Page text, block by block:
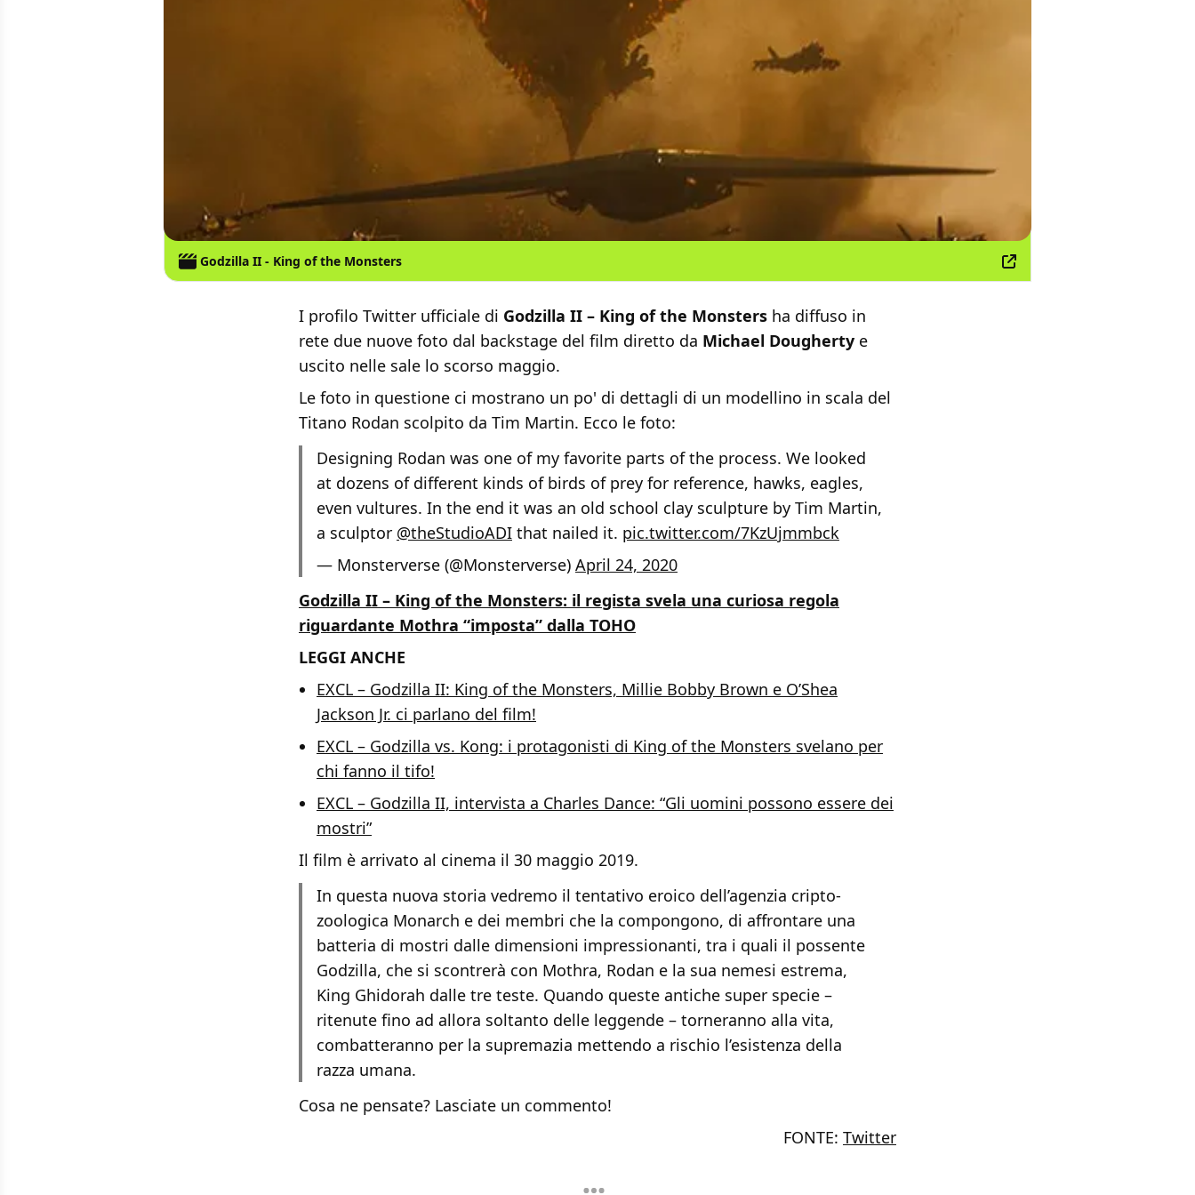
Godzilla II - King of the Monsters
I profilo Twitter ufficiale di Godzilla II – King of the Monsters ha diffuso in
rete due nuove foto dal backstage del film diretto da Michael Dougherty e
uscito nelle sale lo scorso maggio.
Le foto in questione ci mostrano un po' di dettagli di un modellino in scala del
Titano Rodan scolpito da Tim Martin. Ecco le foto:
Designing Rodan was one of my favorite parts of the process. We looked
at dozens of different kinds of birds of prey for reference, hawks, eagles,
even vultures. In the end it was an old school clay sculpture by Tim Martin,
a sculptor @theStudioADI that nailed it. pic.twitter.com/7KzUjmmbck
— Monsterverse (@Monsterverse) April 24, 2020
Godzilla II – King of the Monsters: il regista svela una curiosa regola
riguardante Mothra “imposta” dalla TOHO
LEGGI ANCHE
EXCL – Godzilla II: King of the Monsters, Millie Bobby Brown e O’Shea
Jackson Jr. ci parlano del film!
EXCL – Godzilla vs. Kong: i protagonisti di King of the Monsters svelano per
chi fanno il tifo!
EXCL – Godzilla II, intervista a Charles Dance: “Gli uomini possono essere dei
mostri”
Il film è arrivato al cinema il 30 maggio 2019.
In questa nuova storia vedremo il tentativo eroico dell’agenzia cripto-
zoologica Monarch e dei membri che la compongono, di affrontare una
batteria di mostri dalle dimensioni impressionanti, tra i quali il possente
Godzilla, che si scontrerà con Mothra, Rodan e la sua nemesi estrema,
King Ghidorah dalle tre teste. Quando queste antiche super specie –
ritenute fino ad allora soltanto delle leggende – torneranno alla vita,
combatteranno per la supremazia mettendo a rischio l’esistenza della
razza umana.
Cosa ne pensate? Lasciate un commento!
FONTE: Twitter